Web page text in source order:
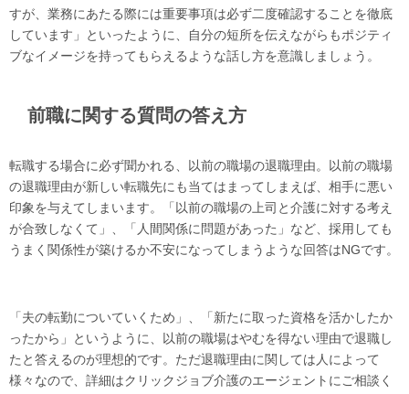
すが、業務にあたる際には重要事項は必ず二度確認することを徹底
しています」といったように、自分の短所を伝えながらもポジティ
ブなイメージを持ってもらえるような話し方を意識しましょう。
前職に関する質問の答え方
転職する場合に必ず聞かれる、以前の職場の退職理由。以前の職場
の退職理由が新しい転職先にも当てはまってしまえば、相手に悪い
印象を与えてしまいます。「以前の職場の上司と介護に対する考え
が合致しなくて」、「人間関係に問題があった」など、採用しても
うまく関係性が築けるか不安になってしまうような回答はNGです。
「夫の転勤についていくため」、「新たに取った資格を活かしたか
ったから」というように、以前の職場はやむを得ない理由で退職し
たと答えるのが理想的です。ただ退職理由に関しては人によって
様々なので、詳細はクリックジョブ介護のエージェントにご相談く